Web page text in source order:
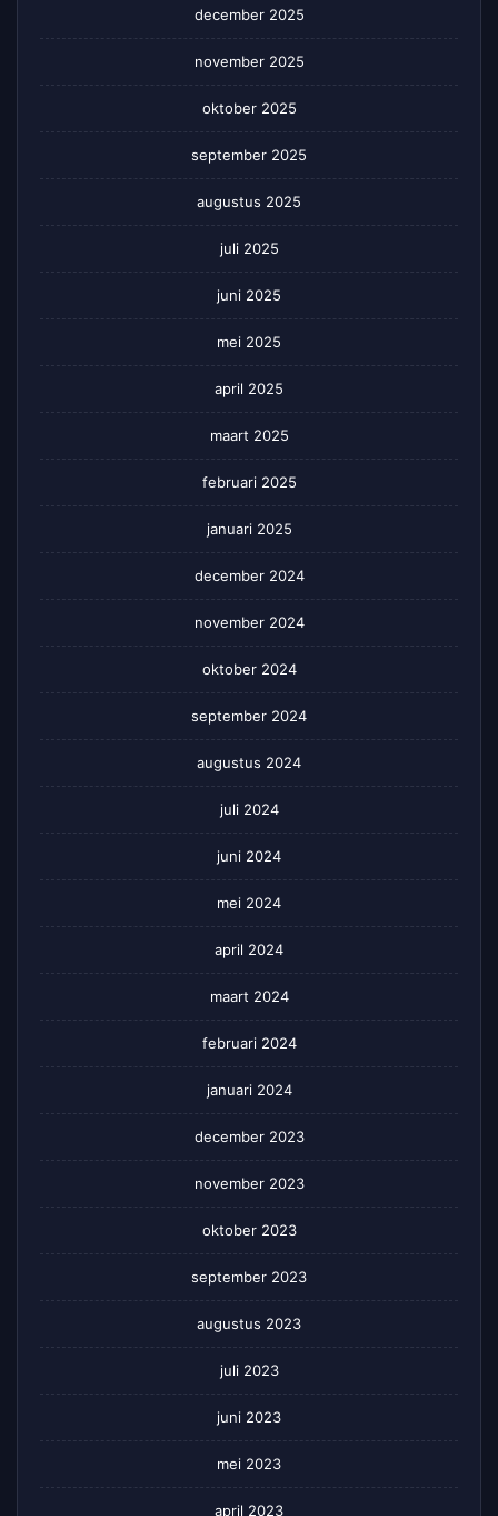
december 2025
november 2025
oktober 2025
september 2025
augustus 2025
juli 2025
juni 2025
mei 2025
april 2025
maart 2025
februari 2025
januari 2025
december 2024
november 2024
oktober 2024
september 2024
augustus 2024
juli 2024
juni 2024
mei 2024
april 2024
maart 2024
februari 2024
januari 2024
december 2023
november 2023
oktober 2023
september 2023
augustus 2023
juli 2023
juni 2023
mei 2023
april 2023